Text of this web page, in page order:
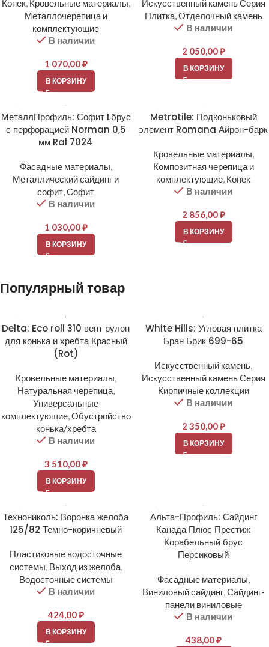
Конек, Кровельные материалы,
Металлочерепица и
комплектующие
В наличии
1 070,00₽
В КОРЗИНУ
Искусственный камень Серия
Плитка, Отделочный камень
В наличии
2 050,00₽
В КОРЗИНУ
МеталлПрофиль: Софит Lбрус
с перфорацией Norman 0,5
мм Ral 7024
Фасадные материалы,
Металлический сайдинг и
софит,Софит
В наличии
1 030,00₽
В КОРЗИНУ
Metrotile: Подконьковый
элемент Romana Айрон-барк
Кровельные материалы,
Композитная черепица и
комплектующие, Конек
В наличии
2 856,00₽
В КОРЗИНУ
Популярный товар
Delta: Eco roll 310 вент рулон
для конька и хребта Красный
(Rot)
Кровельные материалы,
Натуральная черепица,
Универсальные
комплектующие,Обустройство
конька/хребта
В наличии
3 510,00₽
В КОРЗИНУ
White Hills: Угловая плитка
Бран Брик 699-65
Искусственный камень,
Искусственный камень Серия
Кирпичные коллекции
В наличии
2 350,00₽
В КОРЗИНУ
Технониколь: Воронка желоба
125/82 Темно-коричневый
Пластиковые водосточные
системы, Выход из желоба,
Водосточные системы
В наличии
424,00₽
В КОРЗИНУ
Альта-Профиль: Сайдинг
Канада Плюс Престиж
Корабельный брус
Персиковый
Фасадные материалы,
Виниловый сайдинг,Сайдинг-
панели виниловые
В наличии
438,00₽